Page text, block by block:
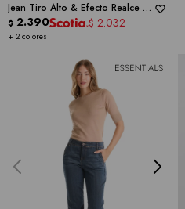
Jean Tiro Alto & Efecto Realce -
ONE 5 ONE
+ 2 colores
$ 2.390 $ 2.032